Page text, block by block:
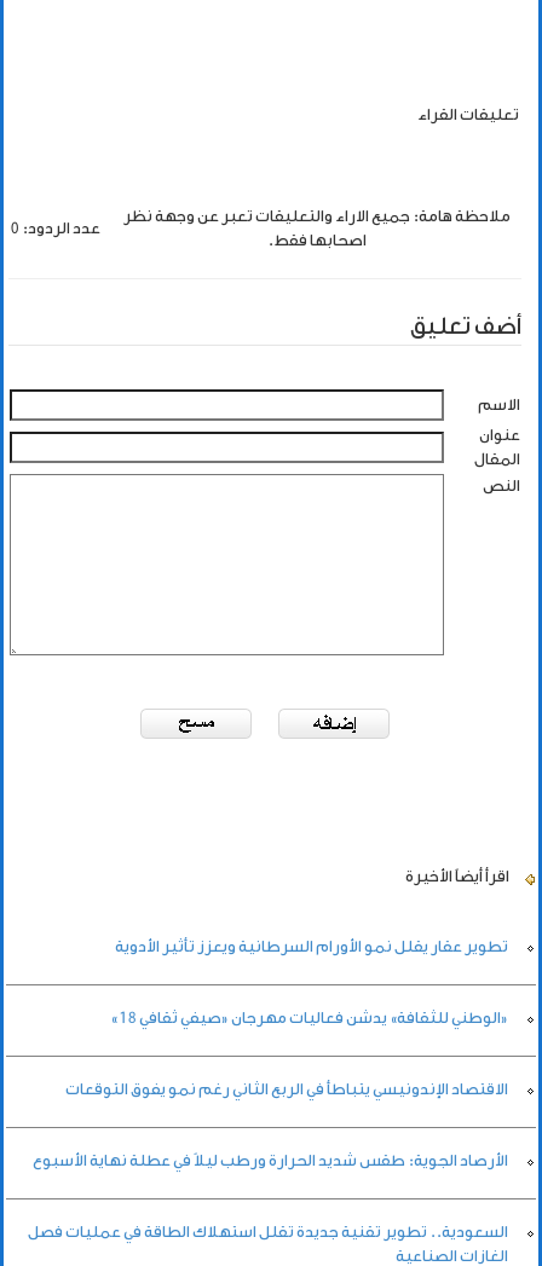
تعليقات القراء
ملاحظة هامة: جميع الاراء والتعليقات تعبر عن وجهة نظر
اصحابها فقط.
عدد الردود: 0
أضف تعليق
الاسم
عنوان
المقال
النص
اقرأ أيضاً الأخيرة
تطوير عقار يقلل نمو الأورام السرطانية ويعزز تأثير الأدوية
«الوطني للثقافة» يدشن فعاليات مهرجان «صيفي ثقافي 18»
الاقتصاد الإندونيسي يتباطأ في الربع الثاني رغم نمو يفوق التوقعات
الأرصاد الجوية: طقس شديد الحرارة ورطب ليلاً في عطلة نهاية الأسبوع
السعودية.. تطوير تقنية جديدة تقلل استهلاك الطاقة في عمليات فصل
الغازات الصناعية